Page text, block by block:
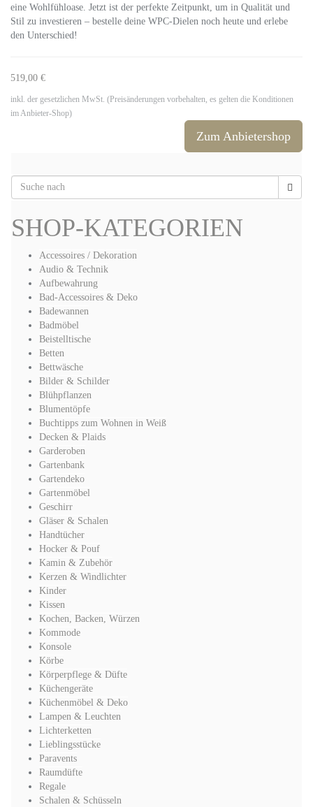
eine Wohlfühloase. Jetzt ist der perfekte Zeitpunkt, um in Qualität und
Stil zu investieren – bestelle deine WPC-Dielen noch heute und erlebe
den Unterschied!
519,00 €
inkl. der gesetzlichen MwSt. (Preisänderungen vorbehalten, es gelten die Konditionen
im Anbieter-Shop)
Zum Anbietershop
SHOP-KATEGORIEN
Accessoires / Dekoration
Audio & Technik
Aufbewahrung
Bad-Accessoires & Deko
Badewannen
Badmöbel
Beistelltische
Betten
Bettwäsche
Bilder & Schilder
Blühpflanzen
Blumentöpfe
Buchtipps zum Wohnen in Weiß
Decken & Plaids
Garderoben
Gartenbank
Gartendeko
Gartenmöbel
Geschirr
Gläser & Schalen
Handtücher
Hocker & Pouf
Kamin & Zubehör
Kerzen & Windlichter
Kinder
Kissen
Kochen, Backen, Würzen
Kommode
Konsole
Körbe
Körperpflege & Düfte
Küchengeräte
Küchenmöbel & Deko
Lampen & Leuchten
Lichterketten
Lieblingsstücke
Paravents
Raumdüfte
Regale
Schalen & Schüsseln